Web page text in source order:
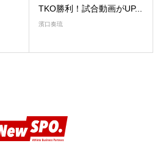
TKO勝利！試合動画がUP...
濱口奏琉